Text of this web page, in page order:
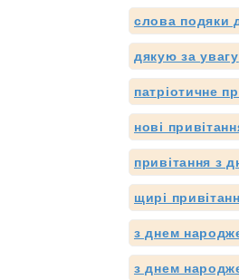
слова подяки
дякую за увагу
патріотичне
нові
привітання з
щирі
з днем
з днем